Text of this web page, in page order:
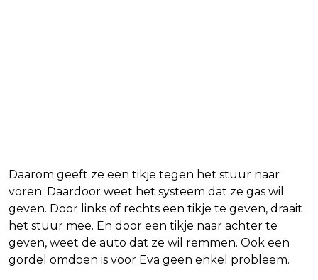
Daarom geeft ze een tikje tegen het stuur naar
voren. Daardoor weet het systeem dat ze gas wil
geven. Door links of rechts een tikje te geven, draait
het stuur mee. En door een tikje naar achter te
geven, weet de auto dat ze wil remmen. Ook een
gordel omdoen is voor Eva geen enkel probleem.